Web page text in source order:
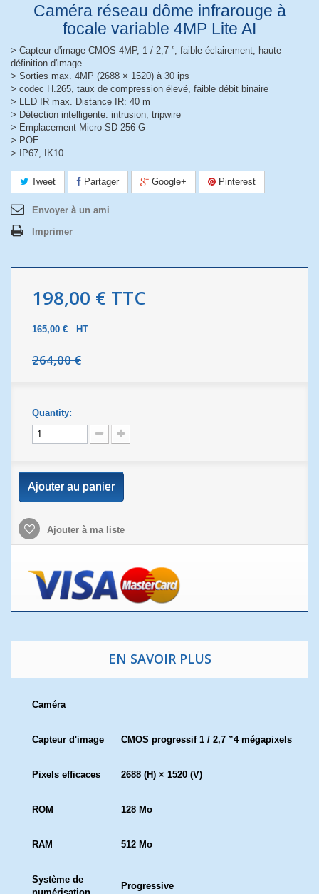
Caméra réseau dôme infrarouge à
focale variable 4MP Lite AI
> Capteur d'image CMOS 4MP, 1 / 2,7 ”, faible éclairement, haute
définition d'image
> Sorties max. 4MP (2688 × 1520) à 30 ips
> codec H.265, taux de compression élevé, faible débit binaire
> LED IR max. Distance IR: 40 m
> Détection intelligente: intrusion, tripwire
> Emplacement Micro SD 256 G
> POE
> IP67, IK10
Tweet Partager Google+ Pinterest
Envoyer à un ami
Imprimer
198,00 € TTC
165,00 € HT
264,00 €
Quantity:
Ajouter au panier
Ajouter à ma liste
EN SAVOIR PLUS
Caméra
Capteur d'image CMOS progressif 1 / 2,7 ”4 mégapixels
Pixels efficaces 2688 (H) × 1520 (V)
ROM 128 Mo
RAM 512 Mo
Système de
Progressive